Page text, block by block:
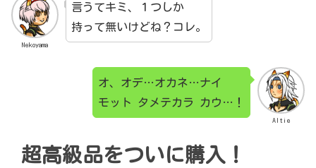
Nekoyama
言うてキミ、１つしか
持って無いけどね？コレ。
Altie
オ、オデ…オカネ…ナイ
モット タメテカラ カウ…！
超高級品をついに購入！